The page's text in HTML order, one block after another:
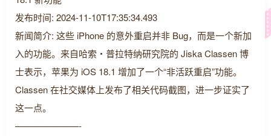
发布时间: 2024-11-10T17:35:34.493
新闻简介: 这些 iPhone 的意外重启并非 Bug，而是一个新加
入的功能。来自哈索・普拉特纳研究院的 Jiska Classen 博
士表示，苹果为 iOS 18.1 增加了一个“非活跃重启”功能。
Classen 在社交媒体上发布了相关代码截图，进一步证实了
这一点。
———————-